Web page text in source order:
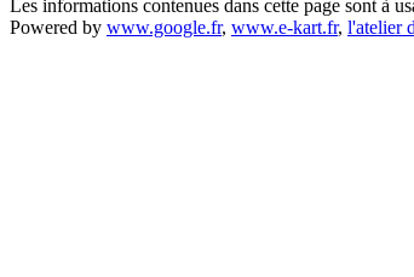
Les informations contenues dans cette page sont à
Powered by www.google.fr, www.e-kart.fr, l'atelier